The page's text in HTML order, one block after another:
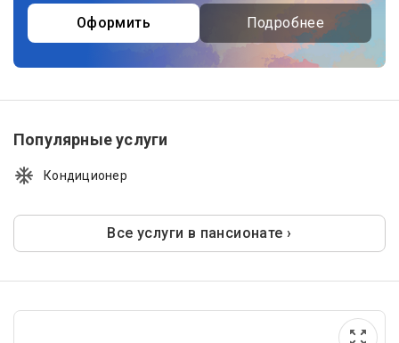
Оформить Подробнее
Популярные услуги
Кондиционер
Все услуги в пансионате ›